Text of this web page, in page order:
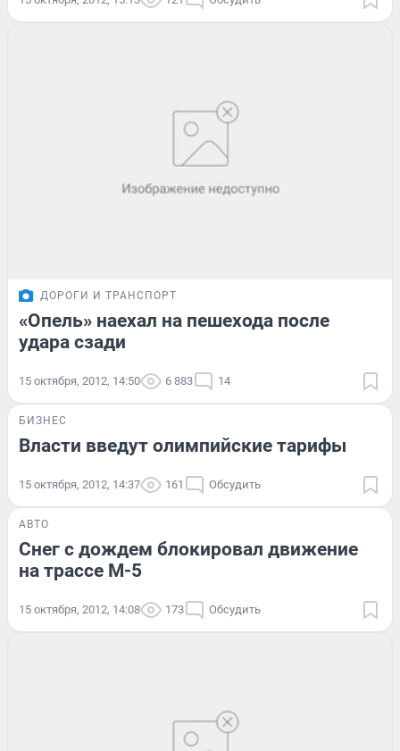
ДОРОГИ И ТРАНСПОРТ
«Опель» наехал на пешехода после
удара сзади
15 октября, 2012, 14:50 6 883 14
БИЗНЕС
Власти введут олимпийские тарифы
15 октября, 2012, 14:37 161 Обсудить
АВТО
Снег с дождем блокировал движение
на трассе М-5
15 октября, 2012, 14:08 173 Обсудить